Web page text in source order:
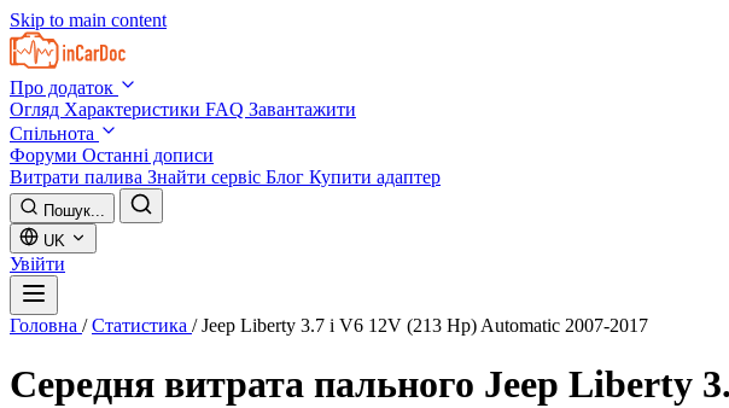
Skip to main content
Про додаток
Огляд Характеристики FAQ Завантажити
Спільнота
Форуми Останні дописи
Витрати палива Знайти сервіс Блог Купити адаптер
Пошук...
UK
Увійти
Головна / Статистика / Jeep Liberty 3.7 i V6 12V (213 Hp) Automatic 2007-2017
Середня витрата пального Jeep Liberty